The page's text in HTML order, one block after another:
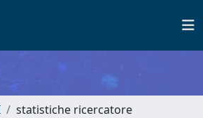
statistiche ricercatore